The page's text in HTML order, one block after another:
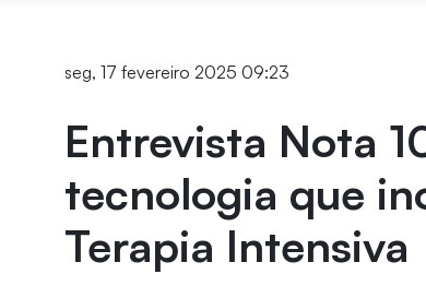
seg, 17 fevereiro 2025 09:23
Entrevista Nota
tecnologia que
Terapia Intensiva